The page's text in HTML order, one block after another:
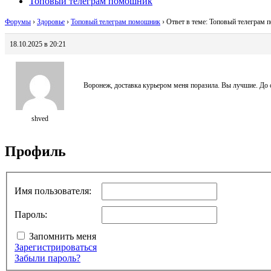
Форумы › Здоровье › Топовый телеграм помошник › Ответ в теме: Топовый телеграм
18.10.2025 в 20:21
shved
Воронеж, доставка курьером меня поразила. Вы лучшие. До
Профиль
Имя пользователя:
Пароль:
Запомнить меня
Зарегистрироваться
Забыли пароль?